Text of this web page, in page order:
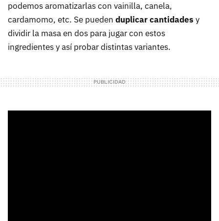
podemos aromatizarlas con vainilla, canela,
cardamomo, etc. Se pueden duplicar cantidades y
dividir la masa en dos para jugar con estos
ingredientes y así probar distintas variantes.